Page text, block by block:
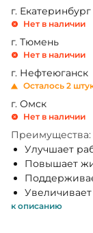
г. Екатеринбург
Нет в наличии
г. Тюмень
Нет в наличии
г. Нефтеюганск
Осталось 2
г. Омск
Нет в наличии
Преимущества:
Улучшает
Повышает
Увеличивает
к описанию